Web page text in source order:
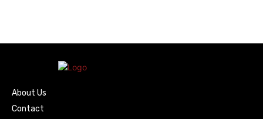
About Us
Contact